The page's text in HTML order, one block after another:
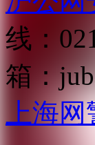
线：
箱：
上海